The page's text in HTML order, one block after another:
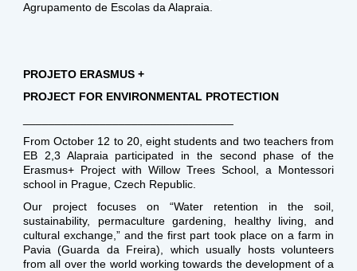
Agrupamento de Escolas da Alapraia.
PROJETO ERASMUS +
PROJECT FOR ENVIRONMENTAL PROTECTION
From October 12 to 20, eight students and two teachers from
EB 2,3 Alapraia participated in the second phase of the
Erasmus+ Project with Willow Trees School, a Montessori
school in Prague, Czech Republic.
Our project focuses on “Water retention in the soil,
sustainability, permaculture gardening, healthy living, and
cultural exchange,” and the first part took place on a farm in
Pavia (Guarda da Freira), which usually hosts volunteers
from all over the world working towards the development of a